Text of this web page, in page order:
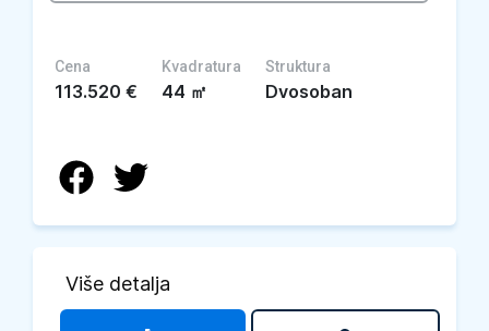
Cena
113.520 €
Kvadratura
44 ㎡
Struktura
Dvosoban
Više detalja